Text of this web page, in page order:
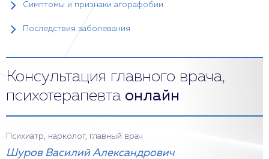
Симптомы и признаки агорафобии
Последствия заболевания
Консультация главного врача,
психотерапевта онлайн
Психиатр, нарколог, главный врач
Шуров Василий Александрович